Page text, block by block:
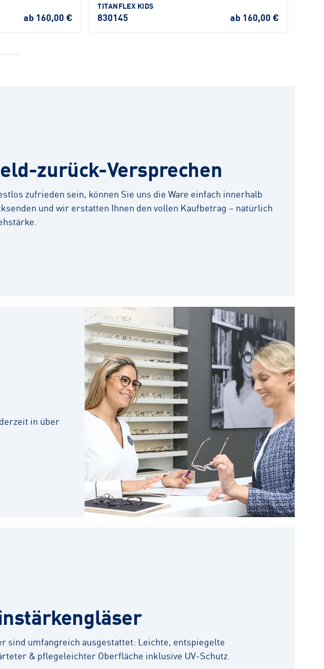
ab 160,00 €
TITANFLEX KIDS
830145 ab 160,00 €
zurück-Versprechen
zufrieden sein, können Sie uns die Ware einfach innerhalb
und wir erstatten Ihnen den vollen Kaufbetrag – natürlich
in über
sind umfangreich ausgestattet: Leichte, entspiegelte
& pflegeleichter Oberfläche inklusive UV-Schutz.